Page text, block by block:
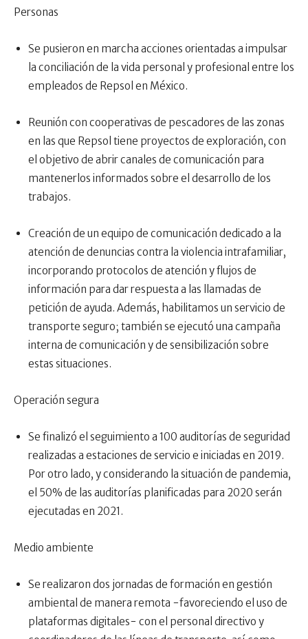
Personas
Se pusieron en marcha acciones orientadas a impulsar
la conciliación de la vida personal y profesional entre los
empleados de Repsol en México.
Reunión con cooperativas de pescadores de las zonas
en las que Repsol tiene proyectos de exploración, con
el objetivo de abrir canales de comunicación para
mantenerlos informados sobre el desarrollo de los
trabajos.
Creación de un equipo de comunicación dedicado a la
atención de denuncias contra la violencia intrafamiliar,
incorporando protocolos de atención y flujos de
información para dar respuesta a las llamadas de
petición de ayuda. Además, habilitamos un servicio de
transporte seguro; también se ejecutó una campaña
interna de comunicación y de sensibilización sobre
estas situaciones.
Operación segura
Se finalizó el seguimiento a 100 auditorías de seguridad
realizadas a estaciones de servicio e iniciadas en 2019.
Por otro lado, y considerando la situación de pandemia,
el 50% de las auditorías planificadas para 2020 serán
ejecutadas en 2021.
Medio ambiente
Se realizaron dos jornadas de formación en gestión
ambiental de manera remota −favoreciendo el uso de
plataformas digitales− con el personal directivo y